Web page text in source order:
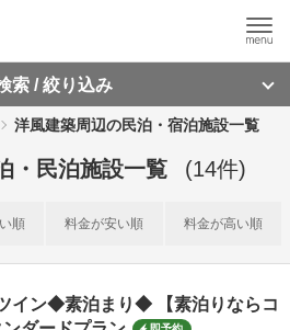
索 / 絞り込み
洋風建築周辺の民泊・宿泊施設一覧
・民泊施設一覧 (14件)
順 料金が安い順 料金が高い順
ツイン◆素泊まり◆ 【素泊りならコ